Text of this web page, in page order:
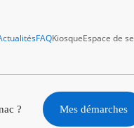
FAQKiosqueEspace de
? Mes démarches